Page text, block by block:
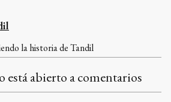
la historia de Tandil
está abierto a comentarios